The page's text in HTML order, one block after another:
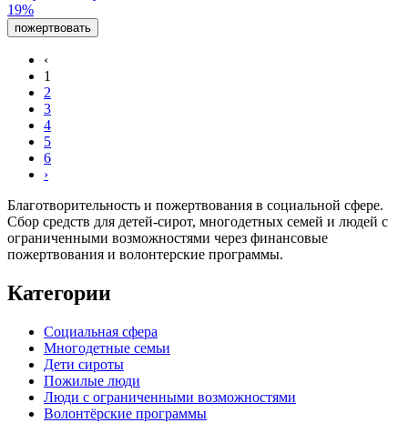
19%
пожертвовать
‹
1
2
3
4
5
6
›
Благотворительность и пожертвования в социальной сфере.
Сбор средств для детей-сирот, многодетных семей и людей с
ограниченными возможностями через финансовые
пожертвования и волонтерские программы.
Категории
Социальная сфера
Многодетные семьи
Дети сироты
Пожилые люди
Люди с ограниченными возможностями
Волонтёрские программы